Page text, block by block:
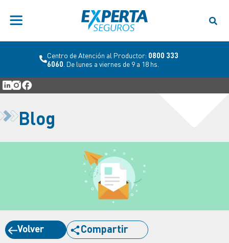
Centro de Atención al Productor: 0800 333
6060 . De lunes a viernes de 9 a 18 hs.
Blog
Volver Compartir